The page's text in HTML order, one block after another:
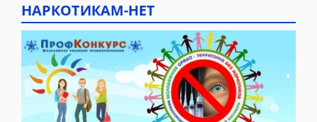
НАРКОТИКАМ-НЕТ